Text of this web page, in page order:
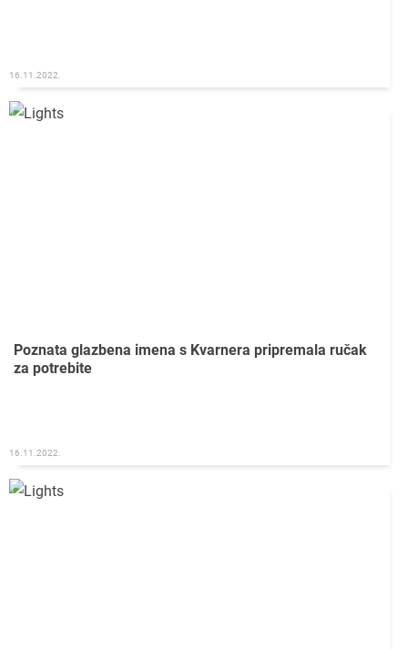
16.11.2022.
Poznata glazbena imena s Kvarnera pripremala ručak
za potrebite
16.11.2022.